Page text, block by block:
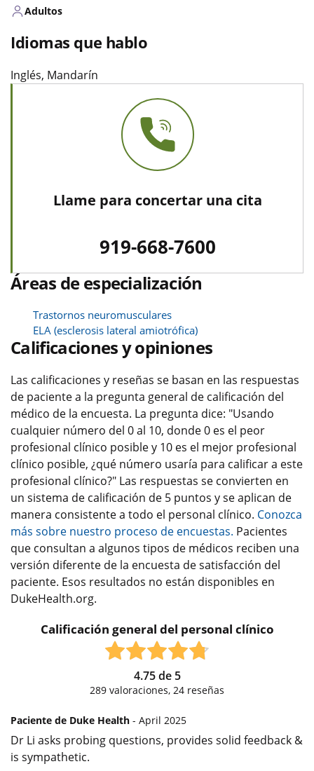
Adultos
Idiomas que hablo
Inglés, Mandarín
Llame para concertar una cita
919-668-7600
Áreas de especialización
Trastornos neuromusculares
ELA (esclerosis lateral amiotrófica)
Calificaciones y opiniones
Las calificaciones y reseñas se basan en las respuestas
de paciente a la pregunta general de calificación del
médico de la encuesta. La pregunta dice: "Usando
cualquier número del 0 al 10, donde 0 es el peor
profesional clínico posible y 10 es el mejor profesional
clínico posible, ¿qué número usaría para calificar a este
profesional clínico?" Las respuestas se convierten en
un sistema de calificación de 5 puntos y se aplican de
manera consistente a todo el personal clínico. Conozca
más sobre nuestro proceso de encuestas. Pacientes
que consultan a algunos tipos de médicos reciben una
versión diferente de la encuesta de satisfacción del
paciente. Esos resultados no están disponibles en
DukeHealth.org.
Calificación general del personal clínico
4.75de 5
289 valoraciones, 24 reseñas
Paciente de Duke Health - April 2025
Dr Li asks probing questions, provides solid feedback &
is sympathetic.